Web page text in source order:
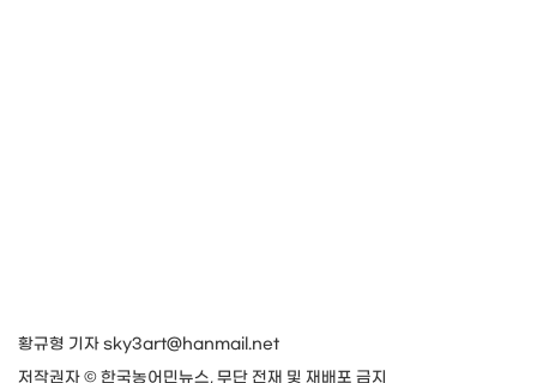
황규형 기자 sky3art@hanmail.net
저작권자 © 한국농어민뉴스, 무단 전재 및 재배포 금지